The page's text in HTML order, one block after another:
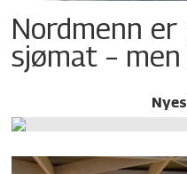
Nordmenn
sjømat –